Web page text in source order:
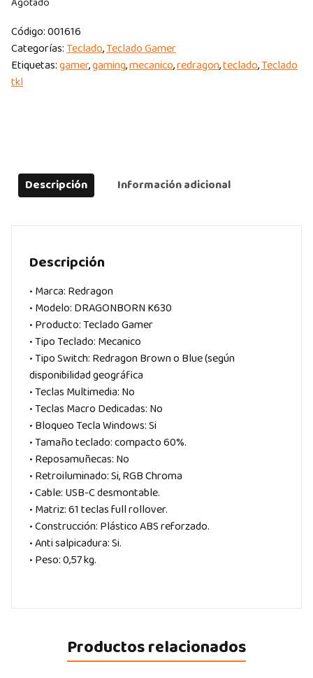
Código:001616
Categorías:Teclado,Teclado Gamer
Etiquetas:gamer,gaming,mecanico,redragon,teclado,Teclado
tkl
Descripción Información adicional
Descripción
• Marca: Redragon
• Modelo: DRAGONBORN K630
• Producto: Teclado Gamer
• Tipo Teclado: Mecanico
• Tipo Switch: Redragon Brown o Blue (según
disponibilidad geográfica
• Teclas Multimedia: No
• Teclas Macro Dedicadas: No
• Bloqueo Tecla Windows: Si
• Tamaño teclado: compacto 60%.
• Reposamuñecas: No
• Retroiluminado: Si, RGB Chroma
• Cable: USB-C desmontable.
• Matriz: 61 teclas full rollover.
• Construcción: Plástico ABS reforzado.
• Anti salpicadura: Si.
• Peso: 0,57 kg.
Productos relacionados